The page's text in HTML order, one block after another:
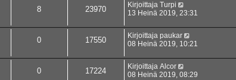
8 23970 Kirjoittaja Turpi
13 Heinä 2019, 23:31
0 17550 Kirjoittaja paukar
08 Heinä 2019, 10:21
0 17224 Kirjoittaja Alcor
08 Heinä 2019, 08:29